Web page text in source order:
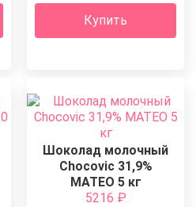
Купить
Шоколад молочный
Chocovic 31,9%
МАТЕО 5 кг
5216 ₽